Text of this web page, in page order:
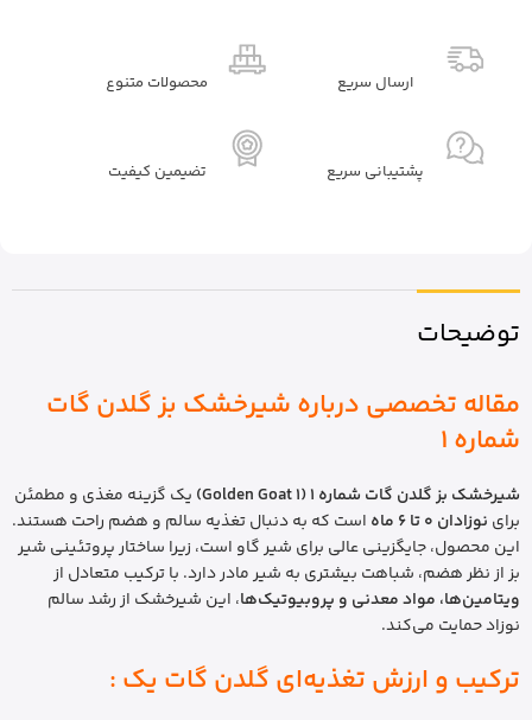
ارسال سریع محصولات متنوع
پشتیبانی سریع تضیمین کیفیت
توضیحات
مقاله تخصصی درباره شیرخشک بز گلدن گات
شماره 1
شیرخشک بز گلدن گات شماره 1 (Golden Goat 1)
یک گزینه مغذی و مطمئن
برای نوزادان 0 تا 6 ماه
است که به دنبال تغذیه سالم و هضم راحت هستند.
این محصول، جایگزینی عالی برای شیر گاو است، زیرا ساختار پروتئینی شیر
بز از نظر هضم، شباهت بیشتری به شیر مادر دارد. با ترکیب متعادل از
ویتامین‌ها، مواد معدنی و پروبیوتیک‌ها، این شیرخشک از رشد سالم
نوزاد حمایت می‌کند.
ترکیب و ارزش تغذیه‌ای گلدن گات یک :